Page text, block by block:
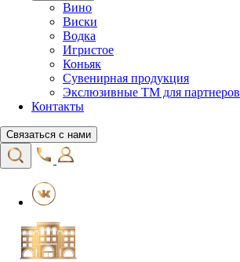
Вино
Виски
Водка
Игристое
Коньяк
Сувенирная продукция
Экслюзивные ТМ для партнеров
Контакты
Связаться с нами